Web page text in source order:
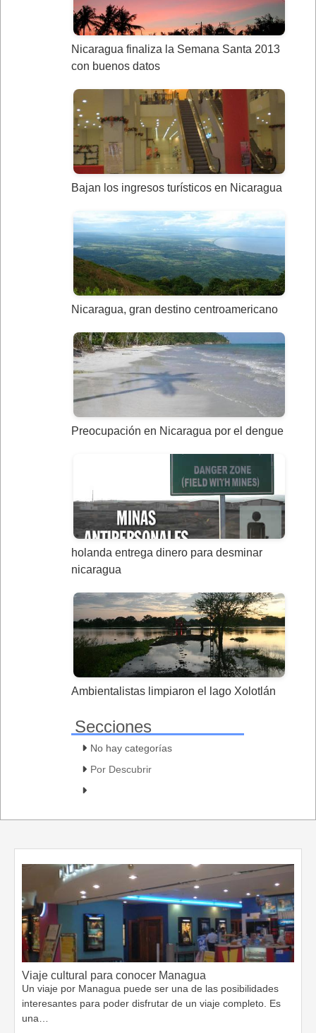
Nicaragua finaliza la Semana Santa 2013
con buenos datos
Bajan los ingresos turísticos en Nicaragua
Nicaragua, gran destino centroamericano
Preocupación en Nicaragua por el dengue
holanda entrega dinero para desminar
nicaragua
Ambientalistas limpiaron el lago Xolotlán
Secciones
No hay categorías
Por Descubrir
Viaje cultural para conocer Managua
Un viaje por Managua puede ser una de las posibilidades
interesantes para poder disfrutar de un viaje completo. Es
una…